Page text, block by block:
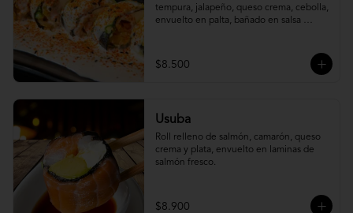
tempura, jalapeño, queso crema, cebolla,
envuelto en palta, bañado en salsa
$8.500
Usuba
Roll relleno de salmón, camarón, queso
crema y plata, envuelto en laminas de
salmón fresco.
$8.900